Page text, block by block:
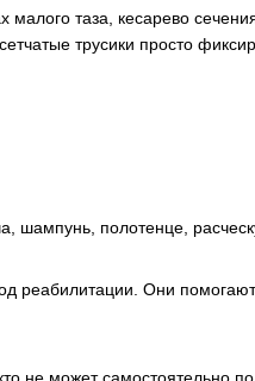
малого таза, кесарево
трусики просто
шампунь, полотенце,
Они помогают